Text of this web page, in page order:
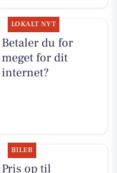
LOKALT NYT
Betaler du for
meget for dit
internet?
BILER
Pris op til